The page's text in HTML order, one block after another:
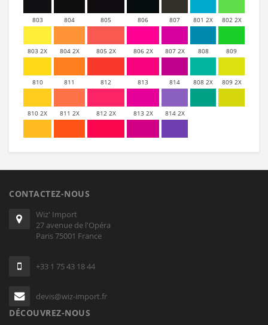
803 804 805 806 807 801 2X 802 2X
803 2X 804 2X 805 2X 806 2X 807 2X 808 809
810 811 812 813 814 808 2X 809 2X
810 2X 811 2X 812 2X 813 2X 814 2X
CONTACTEZ-NOUS
Wiz' Import
27 avenue de l'Opéra
Paris 75001 France
+33 1 75 43 18 44
devis@wiz-import.fr
DÉCOUVREZ-NOUS